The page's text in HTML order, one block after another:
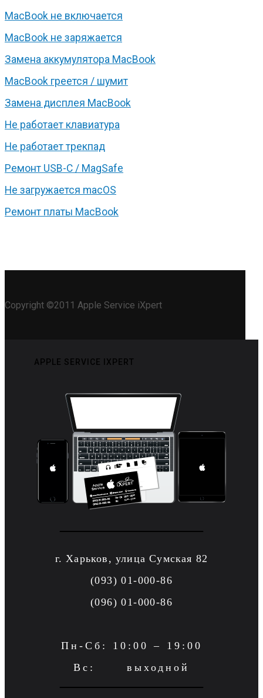
MacBook не включается
MacBook не заряжается
Замена аккумулятора MacBook
MacBook греется / шумит
Замена дисплея MacBook
Не работает клавиатура
Не работает трекпад
Ремонт USB-C / MagSafe
Не загружается macOS
Ремонт платы MacBook
Copyright ©2011 Apple Service iXpert
APPLE SERVICE IXPERT
г. Харьков, улица Сумская 82
(093) 01-000-86
(096) 01-000-86
Пн-Сб: 10:00 – 19:00
Вс: выходной